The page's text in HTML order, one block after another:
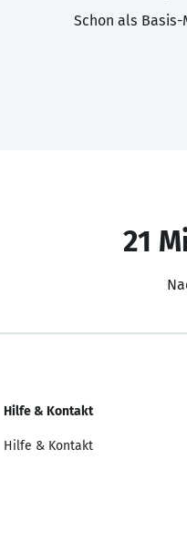
Schon als
21
Hilfe & Kontakt
Hilfe & Kontakt